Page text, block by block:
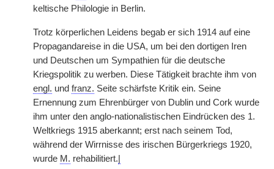
keltische Philologie in Berlin.
Trotz körperlichen Leidens begab er sich 1914 auf eine
Propagandareise in die USA, um bei den dortigen Iren
und Deutschen um Sympathien für die deutsche
Kriegspolitik zu werben. Diese Tätigkeit brachte ihm von
engl. und franz. Seite schärfste Kritik ein. Seine
Ernennung zum Ehrenbürger von Dublin und Cork wurde
ihm unter den anglo-nationalistischen Eindrücken des 1.
Weltkriegs 1915 aberkannt; erst nach seinem Tod,
während der Wirrnisse des irischen Bürgerkriegs 1920,
wurde M. rehabilitiert.